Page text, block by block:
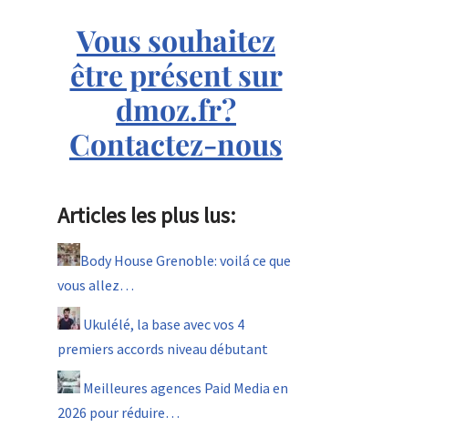
Vous souhaitez
être présent sur
dmoz.fr?
Contactez-nous
Articles les plus lus:
Body House Grenoble: voilá ce que
vous allez…
Ukulélé, la base avec vos 4
premiers accords niveau débutant
Meilleures agences Paid Media en
2026 pour réduire…